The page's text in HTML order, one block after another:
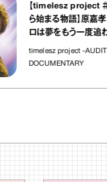
【timelesz project ＃ここか
ら始まる物語】原嘉孝「タイプ
ロは夢をもう一度追わせてく
れた場所」
timelesz project -AUDITION-
DOCUMENTARY